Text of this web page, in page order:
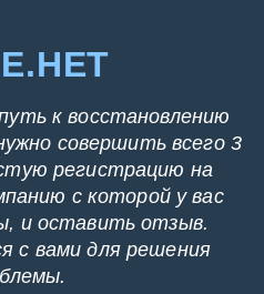
к восстановлению
совершить всего 3
регистрацию на
с которой у вас
и оставить отзыв.
с вами для решения